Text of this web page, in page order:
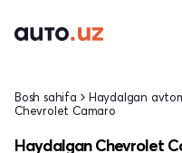
Bosh sahifa Haydalgan
Chevrolet Camaro
Haydalgan Chevrolet